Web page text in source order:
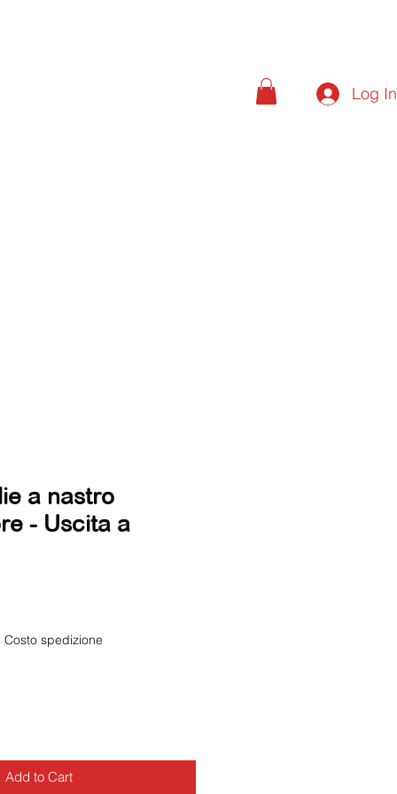
Log In
a nastro
- Uscita a
Costo spedizione
Add to Cart